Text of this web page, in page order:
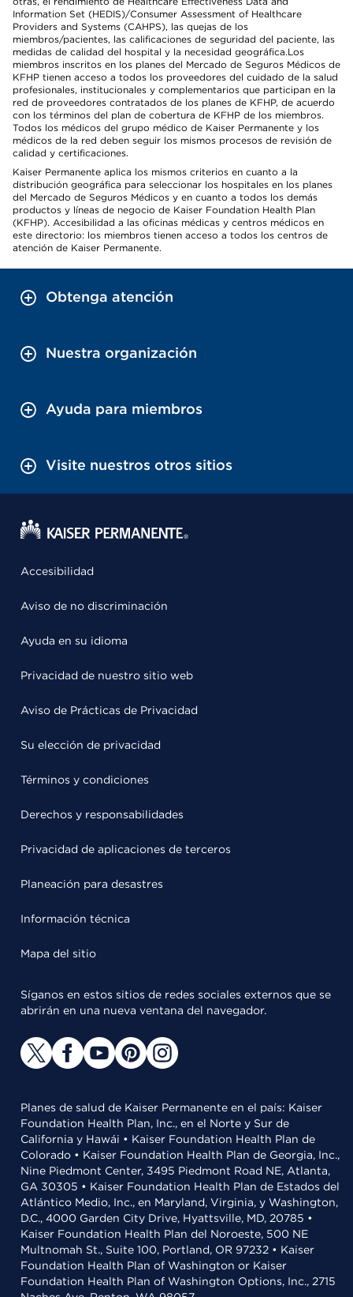
Information Set (HEDIS)/Consumer Assessment of Healthcare
Providers and Systems (CAHPS), las quejas de los
miembros/pacientes, las calificaciones de seguridad del paciente, las
medidas de calidad del hospital y la necesidad geográfica.Los
miembros inscritos en los planes del Mercado de Seguros Médicos de
KFHP tienen acceso a todos los proveedores del cuidado de la salud
profesionales, institucionales y complementarios que participan en la
red de proveedores contratados de los planes de KFHP, de acuerdo
con los términos del plan de cobertura de KFHP de los miembros.
Todos los médicos del grupo médico de Kaiser Permanente y los
médicos de la red deben seguir los mismos procesos de revisión de
calidad y certificaciones.
Kaiser Permanente aplica los mismos criterios en cuanto a la
distribución geográfica para seleccionar los hospitales en los planes
del Mercado de Seguros Médicos y en cuanto a todos los demás
productos y líneas de negocio de Kaiser Foundation Health Plan
(KFHP). Accesibilidad a las oficinas médicas y centros médicos en
este directorio: los miembros tienen acceso a todos los centros de
atención de Kaiser Permanente.
Obtenga atención
Nuestra organización
Ayuda para miembros
Visite nuestros otros sitios
Accesibilidad
Aviso de no discriminación
Ayuda en su idioma
Privacidad de nuestro sitio web
Aviso de Prácticas de Privacidad
Su elección de privacidad
Términos y condiciones
Derechos y responsabilidades
Privacidad de aplicaciones de terceros
Planeación para desastres
Información técnica
Mapa del sitio
Síganos en estos sitios de redes sociales externos que se
abrirán en una nueva ventana del navegador.
Planes de salud de Kaiser Permanente en el país: Kaiser
Foundation Health Plan, Inc., en el Norte y Sur de
California y Hawái • Kaiser Foundation Health Plan de
Colorado • Kaiser Foundation Health Plan de Georgia, Inc.,
Nine Piedmont Center, 3495 Piedmont Road NE, Atlanta,
GA 30305 • Kaiser Foundation Health Plan de Estados del
Atlántico Medio, Inc., en Maryland, Virginia, y Washington,
D.C., 4000 Garden City Drive, Hyattsville, MD, 20785 •
Kaiser Foundation Health Plan del Noroeste, 500 NE
Multnomah St., Suite 100, Portland, OR 97232 • Kaiser
Foundation Health Plan of Washington or Kaiser
Foundation Health Plan of Washington Options, Inc., 2715